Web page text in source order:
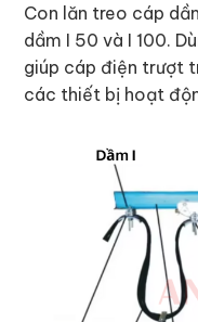
Con lăn treo cáp
dầm I 50 và I 100.
giúp cáp điện trượt
các thiết bị hoạt